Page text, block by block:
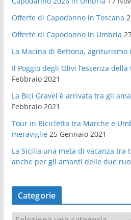
Offerte di Capodanno in Toscana
Offerte di Capodanno in Umbria
La Macina di Bettona, agriturismo
Il Poggio degli Olivi l’essenza
Febbraio 2021
La Bici Gravel è arrivata tra gli
Febbraio 2021
Tour in Bicicletta tra Marche e
meraviglie 25 Gennaio 2021
La Sicilia una meta di vacanza
anche per gli amanti delle due
Categorie